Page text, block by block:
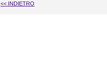
<< INDIETRO